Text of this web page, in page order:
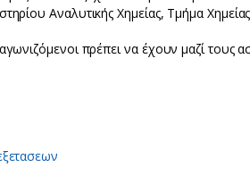
Αναλυτικής Χημείας, Τμήμα
πρέπει να έχουν μαζί τους